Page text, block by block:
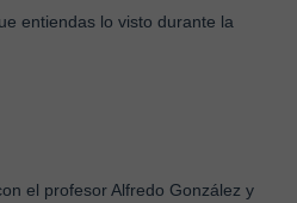
entiendas lo visto durante la
el profesor Alfredo González y